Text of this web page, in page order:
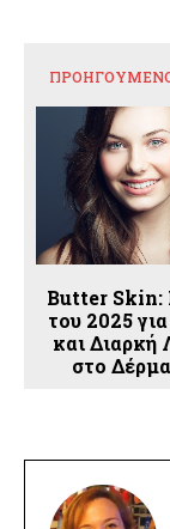
Butter Skin:
του 2025
και
στο